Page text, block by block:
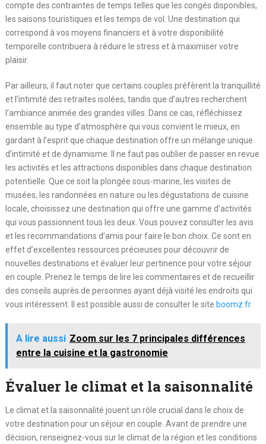
compte des contraintes de temps telles que les congés disponibles,
les saisons touristiques et les temps de vol. Une destination qui
correspond à vos moyens financiers et à votre disponibilité
temporelle contribuera à réduire le stress et à maximiser votre
plaisir.
Par ailleurs, il faut noter que certains couples préfèrent la tranquillité
et l’intimité des retraites isolées, tandis que d’autres recherchent
l’ambiance animée des grandes villes. Dans ce cas, réfléchissez
ensemble au type d’atmosphère qui vous convient le mieux, en
gardant à l’esprit que chaque destination offre un mélange unique
d’intimité et de dynamisme. Il ne faut pas oublier de passer en revue
les activités et les attractions disponibles dans chaque destination
potentielle. Que ce soit la plongée sous-marine, les visites de
musées, les randonnées en nature ou les dégustations de cuisine
locale, choisissez une destination qui offre une gamme d’activités
qui vous passionnent tous les deux. Vous pouvez consulter les avis
et les recommandations d’amis pour faire le bon choix. Ce sont en
effet d’excellentes ressources précieuses pour découvrir de
nouvelles destinations et évaluer leur pertinence pour votre séjour
en couple. Prenez le temps de lire les commentaires et de recueillir
des conseils auprès de personnes ayant déjà visité les endroits qui
vous intéressent. Il est possible aussi de consulter le site boomz.fr.
A lire aussi Zoom sur les 7 principales différences
entre la cuisine et la gastronomie
Évaluer le climat et la saisonnalité
Le climat et la saisonnalité jouent un rôle crucial dans le choix de
votre destination pour un séjour en couple. Avant de prendre une
décision, renseignez-vous sur le climat de la région et les conditions